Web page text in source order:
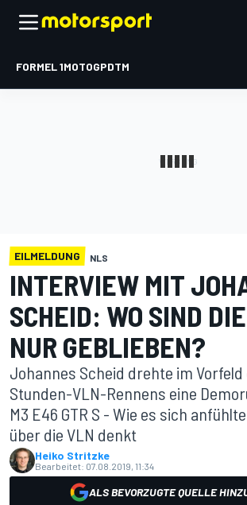
FORMEL 1MOTOGPDTM
EILMELDUNG NLS
INTERVIEW MIT
SCHEID: WO SIND
NUR GEBLIEBEN?
Johannes Scheid drehte im Vorfeld
Stunden-VLN-Rennens eine
M3 E46 GTR S - Wie es sich
über die VLN denkt
Heiko Stritzke
Bearbeitet: 07.08.2019, 11:34
ALS BEVORZUGTE QUELLE